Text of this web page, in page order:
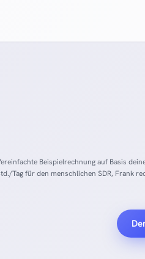
Beispielrechnung auf Basis
Tag für den menschlichen SDR, Frank